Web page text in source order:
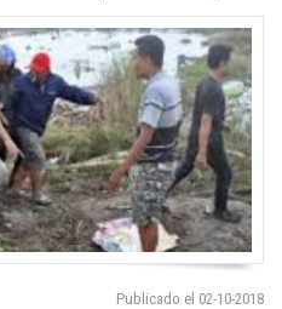
Publicado el 02-10-2018